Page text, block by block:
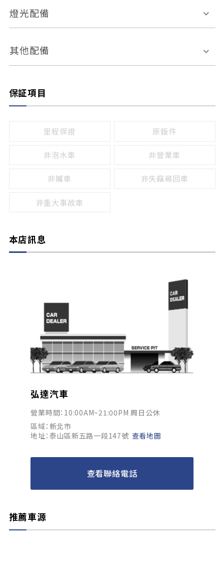
倒車雷達
無
有
引擎啟閉系統
燈光配備
感應頭燈
頭燈光源
其他配備
保証項目
里程保證 原鈑件
非泡水車 非營業車
非贓車 非失竊尋回車
非重大事故車
本店訊息
弘達汽車
營業時間：10:00AM~21:00PM 周日公休
區域：新北市
地址：泰山區新五路一段147號 查看地圖
查看聯絡電話
推薦車源